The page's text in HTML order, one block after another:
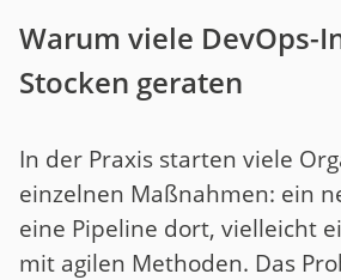
Warum viele DevOps-
Stocken geraten
In der Praxis starten viele
einzelnen Maßnahmen: ein
eine Pipeline dort, vielleicht
mit agilen Methoden. Das